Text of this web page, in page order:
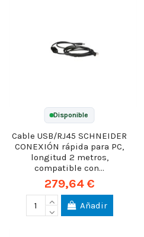
Disponible
Cable USB/RJ45 SCHNEIDER
CONEXIÓN rápida para PC,
longitud 2 metros,
compatible con...
279,64 €
Añadir